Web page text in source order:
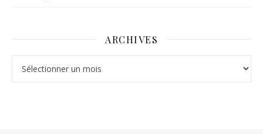
ARCHIVES